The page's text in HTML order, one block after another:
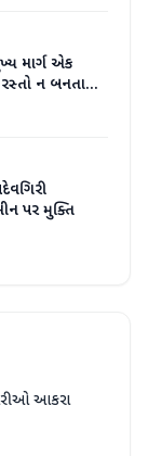
માર્ગ એક
ન બનતા
પર મુક્તિ
આકરા